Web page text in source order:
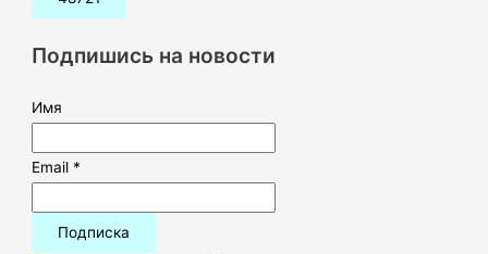
:Подпишись на новости
Имя
Email *